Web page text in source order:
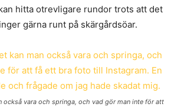
hitta otrevligare rundor trots att det
gärna runt på skärgårdsöar.
också vara och springa, och vad gör man inte för att